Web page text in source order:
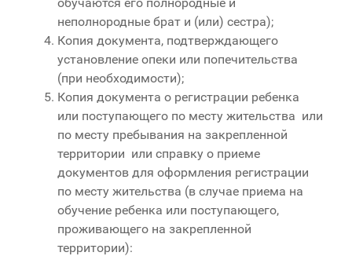
неполнородные брат и (или) сестра);
Копия документа, подтверждающего
установление опеки или попечительства
(при необходимости);
Копия документа о регистрации ребенка
или поступающего по месту жительства или
по месту пребывания на закрепленной
территории или справку о приеме
документов для оформления регистрации
по месту жительства (в случае приема на
обучение ребенка или поступающего,
проживающего на закрепленной
территории):